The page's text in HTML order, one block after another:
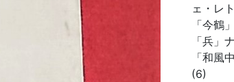
ェ・レ
「今鶴
「兵」
「和風
(6)